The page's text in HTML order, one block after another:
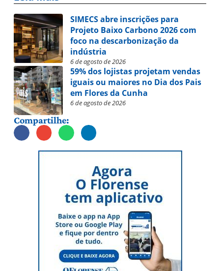
SIMECS abre inscrições para
Projeto Baixo Carbono 2026 com
foco na descarbonização da
indústria
6 de agosto de 2026
59% dos lojistas projetam vendas
iguais ou maiores no Dia dos Pais
em Flores da Cunha
6 de agosto de 2026
Compartilhe: